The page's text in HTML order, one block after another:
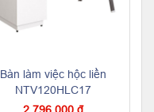
Bàn làm việc hộc liền
NTV120HLC17
2,796,000 đ